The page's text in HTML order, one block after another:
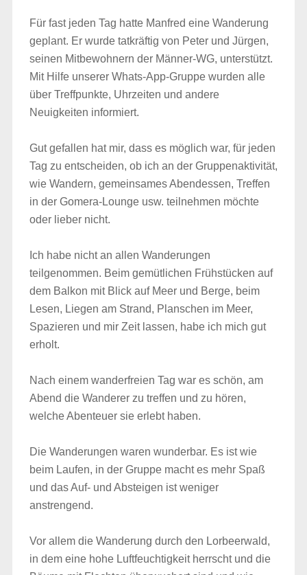
Für fast jeden Tag hatte Manfred eine Wanderung
geplant. Er wurde tatkräftig von Peter und Jürgen,
seinen Mitbewohnern der Männer-WG, unterstützt.
Mit Hilfe unserer Whats-App-Gruppe wurden alle
über Treffpunkte, Uhrzeiten und andere
Neuigkeiten informiert.
Gut gefallen hat mir, dass es möglich war, für jeden
Tag zu entscheiden, ob ich an der Gruppenaktivität,
wie Wandern, gemeinsames Abendessen, Treffen
in der Gomera-Lounge usw. teilnehmen möchte
oder lieber nicht.
Ich habe nicht an allen Wanderungen
teilgenommen. Beim gemütlichen Frühstücken auf
dem Balkon mit Blick auf Meer und Berge, beim
Lesen, Liegen am Strand, Planschen im Meer,
Spazieren und mir Zeit lassen, habe ich mich gut
erholt.
Nach einem wanderfreien Tag war es schön, am
Abend die Wanderer zu treffen und zu hören,
welche Abenteuer sie erlebt haben.
Die Wanderungen waren wunderbar. Es ist wie
beim Laufen, in der Gruppe macht es mehr Spaß
und das Auf- und Absteigen ist weniger
anstrengend.
Vor allem die Wanderung durch den Lorbeerwald,
in dem eine hohe Luftfeuchtigkeit herrscht und die